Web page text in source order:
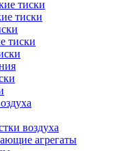
тиски
тиски
тиски
воздуха
агрегаты